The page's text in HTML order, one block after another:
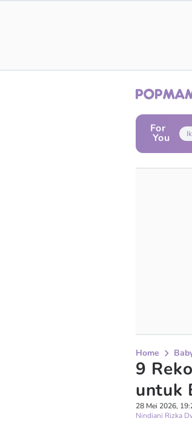
For
You
Home
9
untuk
28 Mei 2026,
Nindiani Rizka